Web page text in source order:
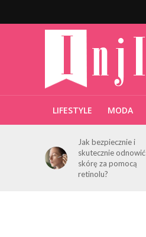
LIFESTYLE MODA
Jak bezpiecznie i
skutecznie odnowić
skórę za pomocą
retinolu?